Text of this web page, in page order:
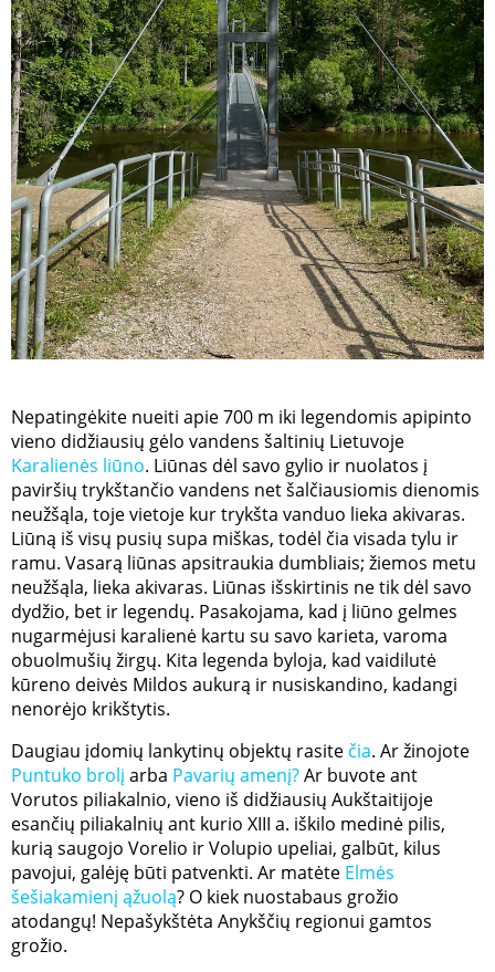
Nepatingėkite nueiti apie 700 m iki legendomis apipinto
vieno didžiausių gėlo vandens šaltinių Lietuvoje
Karalienės liūno. Liūnas dėl savo gylio ir nuolatos į
paviršių trykštančio vandens net šalčiausiomis dienomis
neužšąla, toje vietoje kur trykšta vanduo lieka akivaras.
Liūną iš visų pusių supa miškas, todėl čia visada tylu ir
ramu. Vasarą liūnas apsitraukia dumbliais; žiemos metu
neužšąla, lieka akivaras. Liūnas išskirtinis ne tik dėl savo
dydžio, bet ir legendų. Pasakojama, kad į liūno gelmes
nugarmėjusi karalienė kartu su savo karieta, varoma
obuolmušių žirgų. Kita legenda byloja, kad vaidilutė
kūreno deivės Mildos aukurą ir nusiskandino, kadangi
nenorėjo krikštytis.
Daugiau įdomių lankytinų objektų rasite čia. Ar žinojote
Puntuko brolį arba Pavarių amenį?Ar buvote ant
Vorutos piliakalnio, vieno iš didžiausių Aukštaitijoje
esančių piliakalnių ant kurio XIII a. iškilo medinė pilis,
kurią saugojo Vorelio ir Volupio upeliai, galbūt, kilus
pavojui, galėję būti patvenkti. Ar matėte Elmės
šešiakamienį ąžuolą? O kiek nuostabaus grožio
atodangų! Nepašykštėta Anykščių regionui gamtos
grožio.